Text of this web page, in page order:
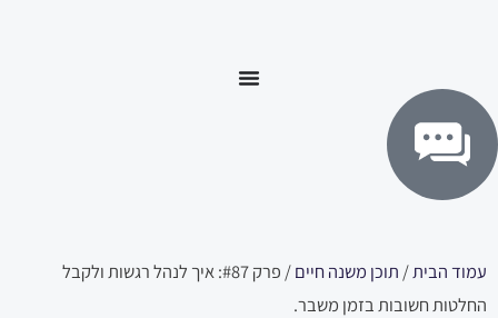
עמוד הבית/ תוכן משנה חיים
/ פרק #87: איך לנהל רגשות ולקבל
החלטות חשובות בזמן משבר.